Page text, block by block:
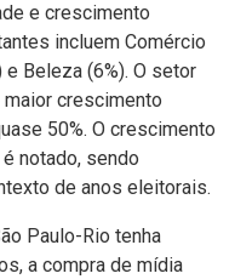
e crescimento
incluem Comércio
e Beleza (6%). O setor
crescimento
50%. O crescimento
notado, sendo
de anos eleitorais.
Paulo-Rio tenha
a compra de mídia